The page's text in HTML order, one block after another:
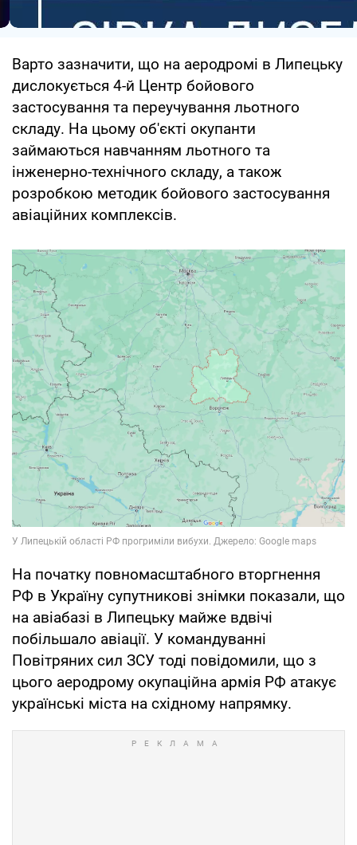
Варто зазначити, що на аеродромі в Липецьку
дислокується 4-й Центр бойового
застосування та переучування льотного
складу. На цьому об'єкті окупанти
займаються навчанням льотного та
інженерно-технічного складу, а також
розробкою методик бойового застосування
авіаційних комплексів.
На початку повномасштабного вторгнення
РФ в Україну супутникові знімки показали, що
на авіабазі в Липецьку майже вдвічі
побільшало авіації. У командуванні
Повітряних сил ЗСУ тоді повідомили, що з
цього аеродрому окупаційна армія РФ атакує
українські міста на східному напрямку.